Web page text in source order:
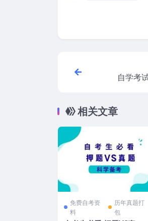
自学考
相关文章
免费自考资
料
历年真题打
包